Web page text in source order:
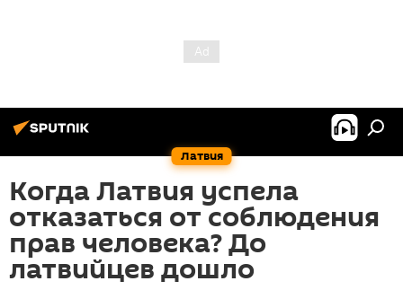
Латвия
Когда Латвия успела
отказаться от соблюдения
прав человека? До
латвийцев дошло